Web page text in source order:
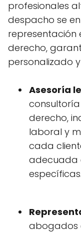
profesionales
despacho se
representación
derecho,
personalizado
Asesoría
derecho,
laboral y
cada
adecuada
específicas.
abogados